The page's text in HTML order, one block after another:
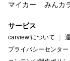
マイカー
みんカ
サービス
carview!について
プライバシーセンター